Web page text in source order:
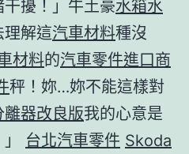
干擾！」牛土豪水箱水
理解這汽車材料種沒
材料的汽車零件進口商
秤！妳…妳不能這樣對
離器改良版我的心意是
」 台北汽車零件 Skoda